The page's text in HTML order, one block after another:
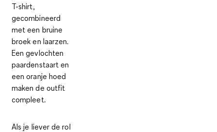
T-shirt,
gecombineerd
met een bruine
broek en laarzen.
Een gevlochten
paardenstaart en
een oranje hoed
maken de outfit
compleet.
Als je liever de rol